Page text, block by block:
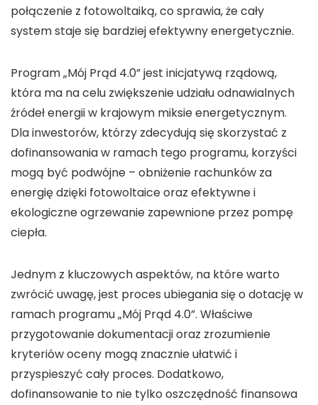
połączenie z fotowoltaiką, co sprawia, że cały
system staje się bardziej efektywny energetycznie.
Program „Mój Prąd 4.0”jest inicjatywą rządową,
która ma na celu zwiększenie udziałuodnawialnych
źródeł energiiw krajowym miksie energetycznym.
Dla inwestorów, którzy zdecydują się skorzystać z
dofinansowaniaw ramach tego programu, korzyści
mogą być podwójne – obniżenie rachunków za
energię dzięki fotowoltaiceoraz efektywne i
ekologiczne ogrzewanie zapewnione przez pompę
ciepła.
Jednym z kluczowych aspektów, na które warto
zwrócić uwagę, jest proces ubiegania się o dotacjęw
ramach programu „Mój Prąd 4.0”. Właściwe
przygotowanie dokumentacji oraz zrozumienie
kryteriów oceny mogą znacznie ułatwić i
przyspieszyć cały proces. Dodatkowo,
dofinansowanie to nie tylko oszczędność finansowa